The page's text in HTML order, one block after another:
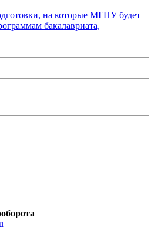
на которые МГПУ будет
бакалавриата,